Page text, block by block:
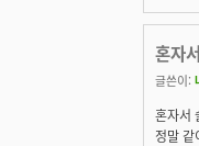
혼자
글쓴이:
혼자서
정말